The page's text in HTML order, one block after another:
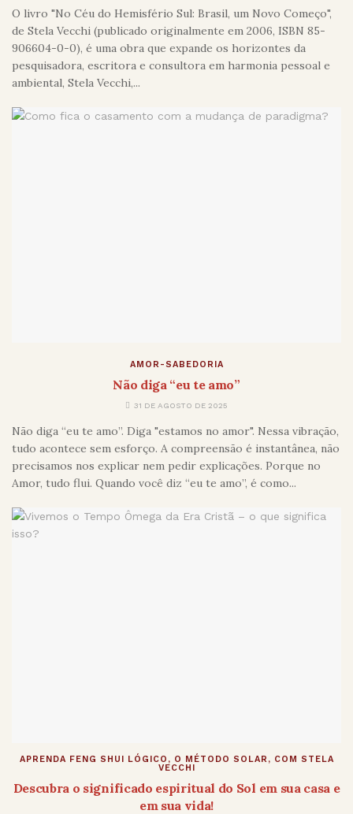
O livro "No Céu do Hemisfério Sul: Brasil, um Novo Começo",
de Stela Vecchi (publicado originalmente em 2006, ISBN 85-
906604-0-0), é uma obra que expande os horizontes da
pesquisadora, escritora e consultora em harmonia pessoal e
ambiental, Stela Vecchi,...
AMOR-SABEDORIA
Não diga “eu te amo”
31 DE AGOSTO DE 2025
Não diga “eu te amo”. Diga "estamos no amor". Nessa vibração,
tudo acontece sem esforço. A compreensão é instantânea, não
precisamos nos explicar nem pedir explicações. Porque no
Amor, tudo flui. Quando você diz “eu te amo”, é como...
APRENDA FENG SHUI LÓGICO, O MÉTODO SOLAR, COM STELA
VECCHI
Descubra o significado espiritual do Sol em sua casa e
em sua vida!